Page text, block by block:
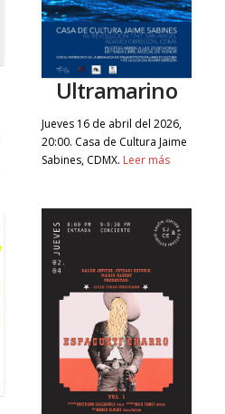
Ultramarino
Jueves 16 de abril del 2026,
20:00. Casa de Cultura Jaime
Sabines, CDMX. Leer más